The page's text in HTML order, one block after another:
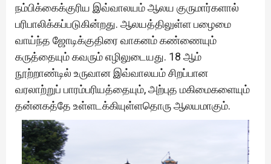
நம்பிக்கைக்குரிய இவ்வாலயம் ஆலய குருமார்களால்
பரிபாலிக்கப்படுகின்றது. ஆலயத்திலுள்ள பழைமை
வாய்ந்த ஜோடிக்குதிரை வாகனம் கண்ணையும்
கருத்தையும் கவரும் எழிலுடையது. 18 ஆம்
நூற்றாண்டில் உருவான இவ்வாலயம் சிறப்பான
வரலாற்றுப் பாரம்பரியத்தையும், அற்புத மகிமைகளையும்
தன்னகத்தே உள்ளடக்கியுள்ளதொரு ஆலயமாகும்.